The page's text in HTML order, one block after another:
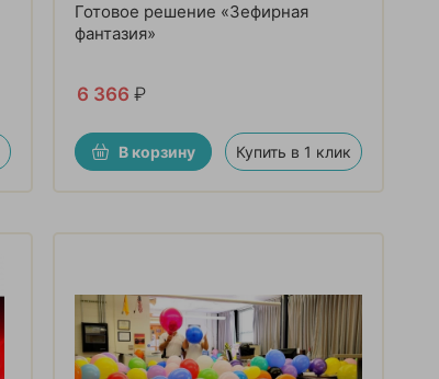
Готовое решение «Зефирная
фантазия»
6 366 ₽
В корзину Купить в 1 клик